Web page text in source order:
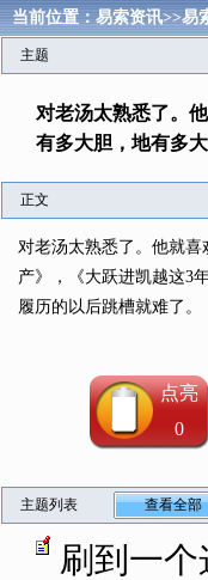
当前位置：易索资讯>>易
主题
对老汤太熟悉了。
有多大胆，地有多
正文
对老汤太熟悉了。他就
产》，《大跃进凯越这3
履历的以后跳槽就难了。
点亮
0
主题列表 查看全部
刷到一